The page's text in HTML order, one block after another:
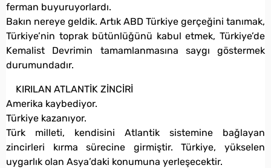
ferman buyuruyorlardı.
Bakın nereye geldik. Artık ABD Türkiye gerçeğini tanımak,
Türkiye’nin toprak bütünlüğünü kabul etmek, Türkiye’de
Kemalist Devrimin tamamlanmasına saygı göstermek
durumundadır.
KIRILAN ATLANTİK ZİNCİRİ
Amerika kaybediyor.
Türkiye kazanıyor.
Türk milleti, kendisini Atlantik sistemine bağlayan
zincirleri kırma sürecine girmiştir. Türkiye, yükselen
uygarlık olan Asya’daki konumuna yerleşecektir.